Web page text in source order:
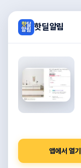
핫딜알림
앱에서 열기